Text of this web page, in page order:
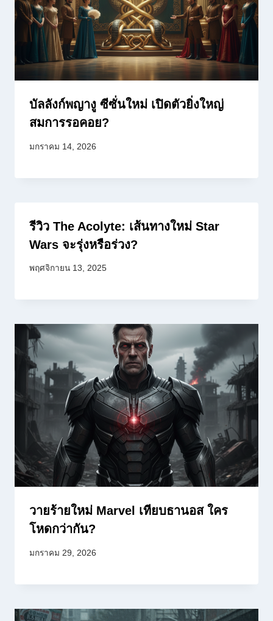
บัลลังก์พญางู ซีซั่นใหม่ เปิดตัวยิ่งใหญ่
สมการรอคอย?
มกราคม 14, 2026
รีวิว The Acolyte: เส้นทางใหม่ Star
Wars จะรุ่งหรือร่วง?
พฤศจิกายน 13, 2025
วายร้ายใหม่ Marvel เทียบธานอส ใคร
โหดกว่ากัน?
มกราคม 29, 2026